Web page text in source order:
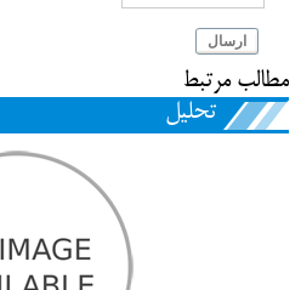
ارسال
مطالب مرتبط
تحلیل